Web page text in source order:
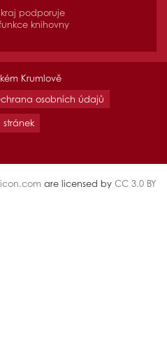
podporuje
knihovny
Krumlově
osobních údajů
are licensed by CC 3.0 BY